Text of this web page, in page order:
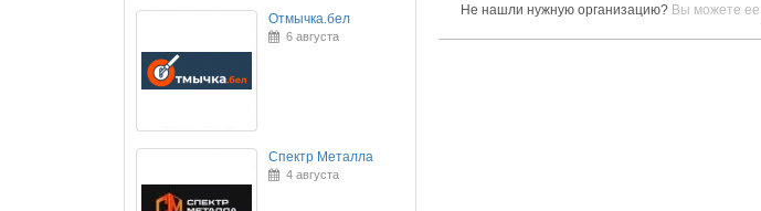
Не нашли нужную организацию? Вы можете ее
Отмычка.бел
6 августа
Спектр Металла
4 августа